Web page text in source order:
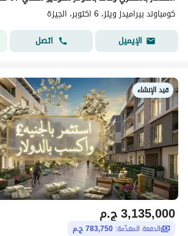
كومباوند بيراميدز ويلز، 6 اكتوبر، الجيزة
الإيميل
اتصل
قيد الإنشاء
ج.م3,135,000
الدفعة المقدّمة: 783,750 ج.م